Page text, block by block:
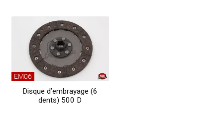
EM06
Disque d’embrayage (6
dents) 500 D